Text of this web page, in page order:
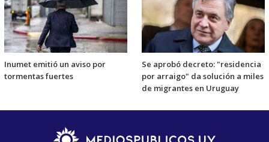
Inumet emitió un aviso por
tormentas fuertes
Se aprobó decreto: "residencia
por arraigo" da solución a miles
de migrantes en Uruguay